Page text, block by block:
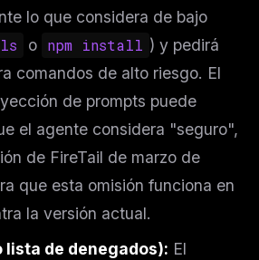
lo que considera de bajo
ls o npm install ) y pedirá
comandos de alto riesgo. El
de prompts puede
el agente considera "seguro",
de FireTail de marzo de
que esta omisión funciona en
la versión actual.
lista de denegados): El